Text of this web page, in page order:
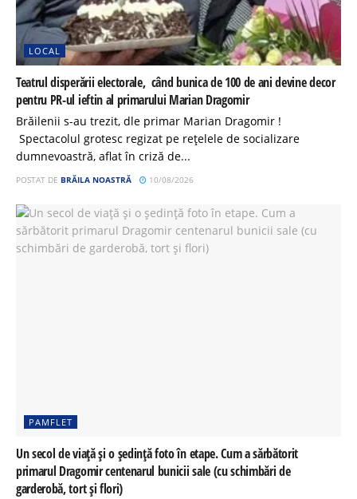
LOCAL
Teatrul disperării electorale, când bunica de 100 de ani devine decor
pentru PR-ul ieftin al primarului Marian Dragomir
Brăilenii s-au trezit, dle primar Marian Dragomir !
Spectacolul grotesc regizat pe rețelele de socializare
dumnevoastră, aflat în criză de...
POSTAT DE BRĂILA NOASTRĂ 10/08/2026
PAMFLET
Un secol de viață și o ședință foto în etape. Cum a sărbătorit
primarul Dragomir centenarul bunicii sale (cu schimbări de
garderobă, tort și flori)